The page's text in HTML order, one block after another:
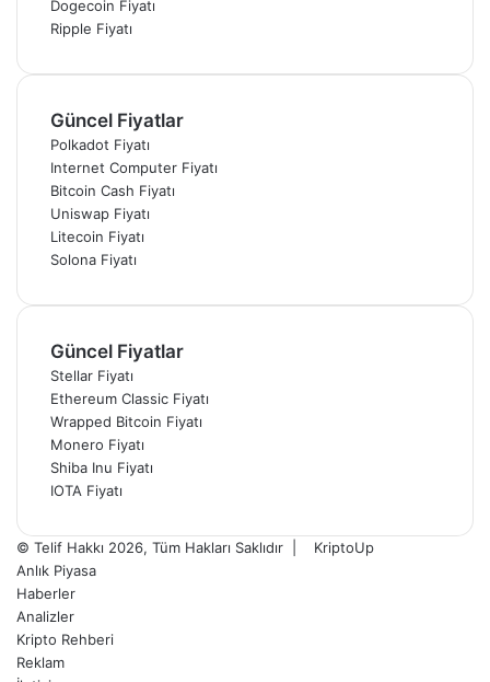
Dogecoin Fiyatı
Ripple Fiyatı
Güncel Fiyatlar
Polkadot Fiyatı
Internet Computer Fiyatı
Bitcoin Cash Fiyatı
Uniswap Fiyatı
Litecoin Fiyatı
Solona Fiyatı
Güncel Fiyatlar
Stellar Fiyatı
Ethereum Classic Fiyatı
Wrapped Bitcoin Fiyatı
Monero Fiyatı
Shiba Inu Fiyatı
IOTA Fiyatı
© Telif Hakkı 2026, Tüm Hakları Saklıdır |
KriptoUp
Anlık Piyasa
Haberler
Analizler
Kripto Rehberi
Reklam